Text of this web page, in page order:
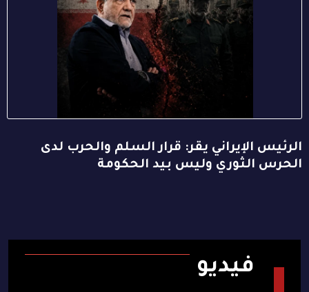
الرئيس الإيراني يقر: قرار السلم والحرب لدى
الحرس الثوري وليس بيد الحكومة
فيديو